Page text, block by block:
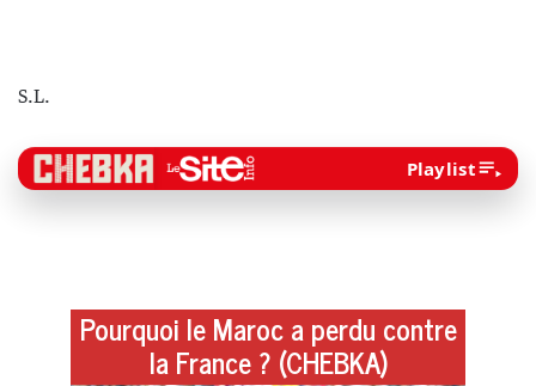
S.L.
Playlist
Pourquoi le Maroc a perdu contre
la France ? (CHEBKA)